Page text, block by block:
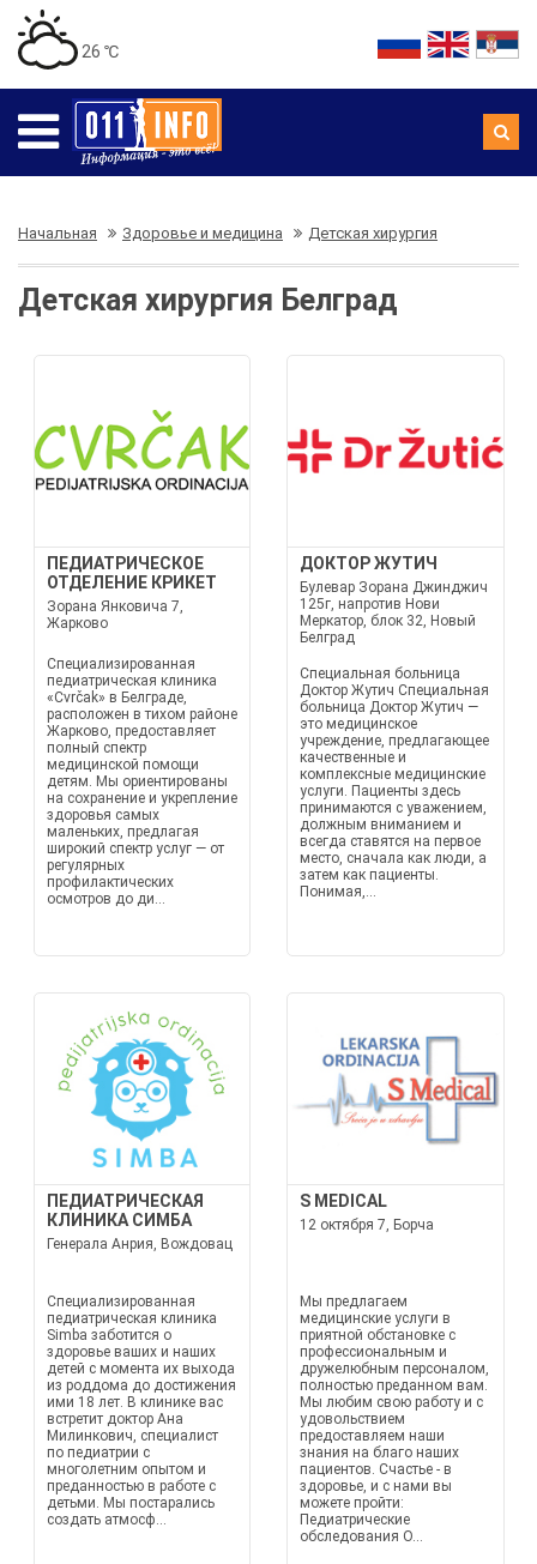
26 ℃
Начальная Здоровье и медицина Детская хирургия
Детская хирургия Белград
ПЕДИАТРИЧЕСКОЕ
ОТДЕЛЕНИЕ КРИКЕТ
Зорана Янковича 7,
Жарково
Специализированная
педиатрическая клиника
«Cvrčak» в Белграде,
расположен в тихом районе
Жарково, предоставляет
полный спектр
медицинской помощи
детям. Мы ориентированы
на сохранение и укрепление
здоровья самых
маленьких, предлагая
широкий спектр услуг — от
регулярных
профилактических
осмотров до ди...
ДОКТОР ЖУТИЧ
Булевар Зорана Джинджич
125г, напротив Нови
Меркатор, блок 32, Новый
Белград
Специальная больница
Доктор Жутич Специальная
больница Доктор Жутич —
это медицинское
учреждение, предлагающее
качественные и
комплексные медицинские
услуги. Пациенты здесь
принимаются с уважением,
должным вниманием и
всегда ставятся на первое
место, сначала как люди, а
затем как пациенты.
Понимая,...
ПЕДИАТРИЧЕСКАЯ
КЛИНИКА СИМБА
Генерала Анрия, Вождовац
Специализированная
педиатрическая клиника
Simba заботится о
здоровье ваших и наших
детей с момента их выхода
из роддома до достижения
ими 18 лет. В клинике вас
встретит доктор Ана
Милинкович, специалист
по педиатрии с
многолетним опытом и
преданностью в работе с
детьми. Мы постарались
создать атмосф...
S MEDICAL
12 октября 7, Борча
Мы предлагаем
медицинские услуги в
приятной обстановке с
профессиональным и
дружелюбным персоналом,
полностью преданном вам.
Мы любим свою работу и с
удовольствием
предоставляем наши
знания на благо наших
пациентов. Счастье - в
здоровье, и с нами вы
можете пройти:
Педиатрические
обследования О...